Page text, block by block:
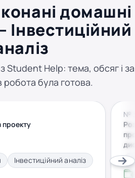
домашні
Інвестиційний
Student Help: тема, обсяг і за
робота була готова.
проекту
Інвестиційний аналіз
№